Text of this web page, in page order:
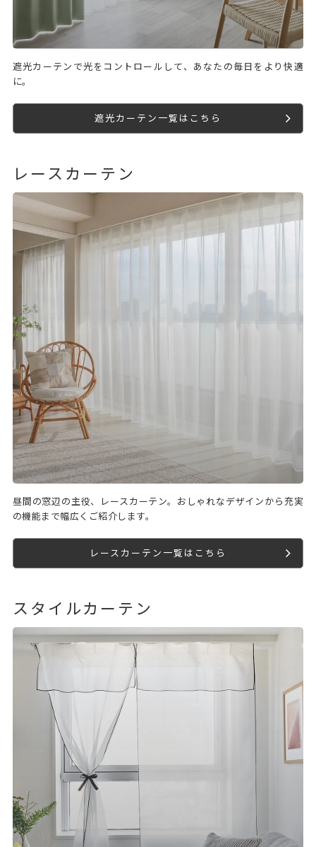
遮光カーテンで光をコントロールして、あなたの毎日をより快適
に。
遮光カーテン一覧はこちら
レースカーテン
昼間の窓辺の主役、レースカーテン。おしゃれなデザインから充実
の機能まで幅広くご紹介します。
レースカーテン一覧はこちら
スタイルカーテン